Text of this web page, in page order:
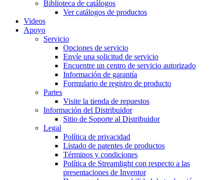
Biblioteca de catálogos
Ver catálogos de productos
Videos
Apoyo
Servicio
Opciones de servicio
Envíe una solicitud de servicio
Encuentre un centro de servicio autorizado
Información de garantía
Formulario de registro de producto
Partes
Visite la tienda de repuestos
Información del Distribuidor
Sitio de Soporte al Distribuidor
Legal
Política de privacidad
Listado de patentes de productos
Términos y condiciones
Política de Streamlight con respecto a las
presentaciones de Inventor